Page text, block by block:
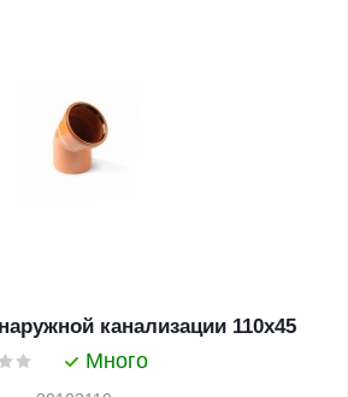
канализации 110x45
Много